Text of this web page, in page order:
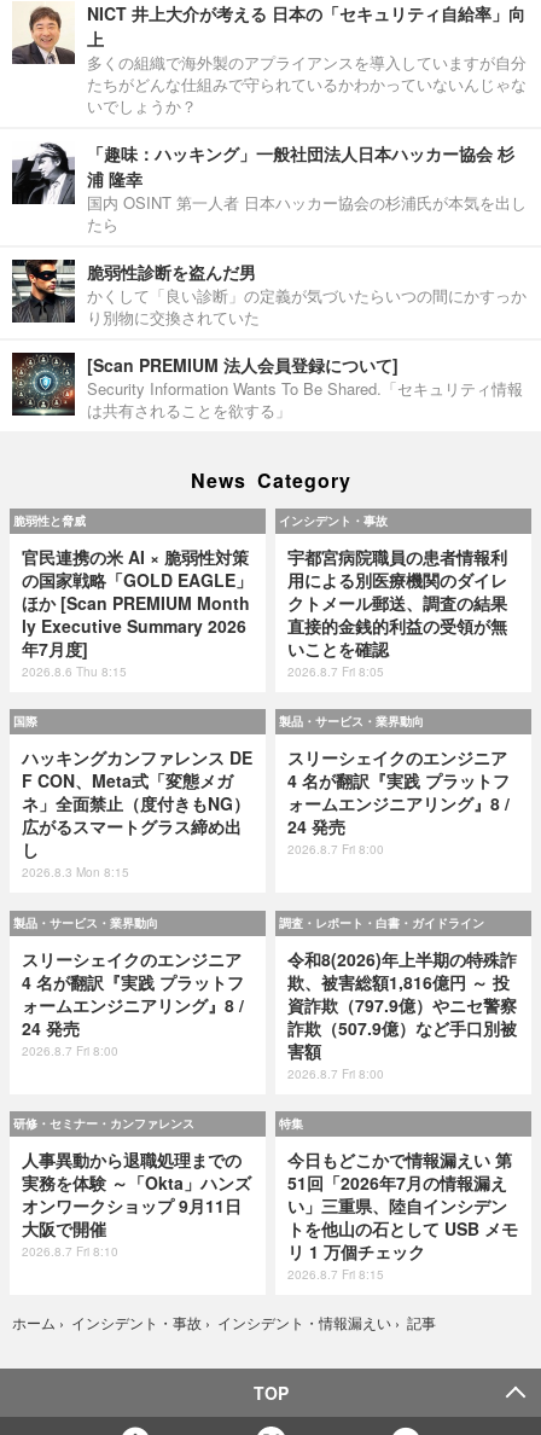
NICT 井上大介が考える 日本の「セキュリティ自給率」向
上
多くの組織で海外製のアプライアンスを導入していますが自分
たちがどんな仕組みで守られているかわかっていないんじゃな
いでしょうか？
「趣味：ハッキング」一般社団法人日本ハッカー協会 杉
浦 隆幸
国内 OSINT 第一人者 日本ハッカー協会の杉浦氏が本気を出し
たら
脆弱性診断を盗んだ男
かくして「良い診断」の定義が気づいたらいつの間にかすっか
り別物に交換されていた
[Scan PREMIUM 法人会員登録について]
Security Information Wants To Be Shared.「セキュリティ情報
は共有されることを欲する」
News Category
脆弱性と脅威
官民連携の米 AI × 脆弱性対策
の国家戦略「GOLD EAGLE」
ほか [Scan PREMIUM Month
ly Executive Summary 2026
年7月度]
2026.8.6 Thu 8:15
インシデント・事故
宇都宮病院職員の患者情報利
用による別医療機関のダイレ
クトメール郵送、調査の結果
直接的金銭的利益の受領が無
いことを確認
2026.8.7 Fri 8:05
国際
ハッキングカンファレンス DE
F CON、Meta式「変態メガ
ネ」全面禁止（度付きもNG）
広がるスマートグラス締め出
し
2026.8.3 Mon 8:15
製品・サービス・業界動向
スリーシェイクのエンジニア
4 名が翻訳『実践 プラットフ
ォームエンジニアリング』8 /
24 発売
2026.8.7 Fri 8:00
製品・サービス・業界動向
スリーシェイクのエンジニア
4 名が翻訳『実践 プラットフ
ォームエンジニアリング』8 /
24 発売
2026.8.7 Fri 8:00
調査・レポート・白書・ガイドライン
令和8(2026)年上半期の特殊詐
欺、被害総額1,816億円 ～ 投
資詐欺（797.9億）やニセ警察
詐欺（507.9億）など手口別被
害額
2026.8.7 Fri 8:00
研修・セミナー・カンファレンス
人事異動から退職処理までの
実務を体験 ～「Okta」ハンズ
オンワークショップ 9月11日
大阪で開催
2026.8.7 Fri 8:10
特集
今日もどこかで情報漏えい 第
51回「2026年7月の情報漏え
い」三重県、陸自インシデン
トを他山の石として USB メモ
リ 1 万個チェック
2026.8.7 Fri 8:15
ホーム › インシデント・事故 › インシデント・情報漏えい › 記事
TOP